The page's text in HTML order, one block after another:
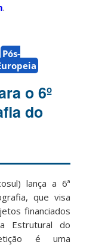
.
Pós-
o 6º
do
lança a 6ª
que visa
financiados
Estrutural do
é uma